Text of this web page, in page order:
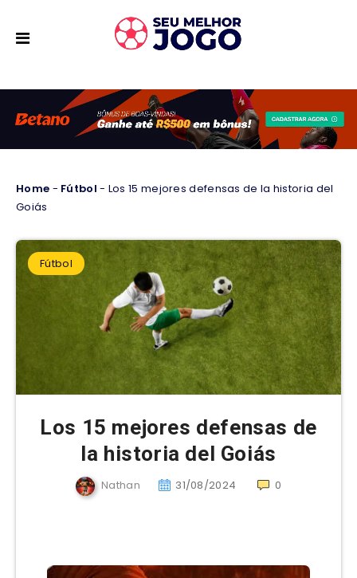
Home - Fútbol - Los 15 mejores defensas de la historia del
Goiás
Fútbol
Los 15 mejores defensas de
la historia del Goiás
Nathan 31/08/2024 0